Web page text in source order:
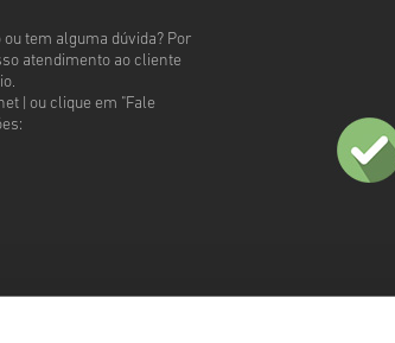
tem alguma dúvida? Por
atendimento ao cliente
| ou clique em "Fale